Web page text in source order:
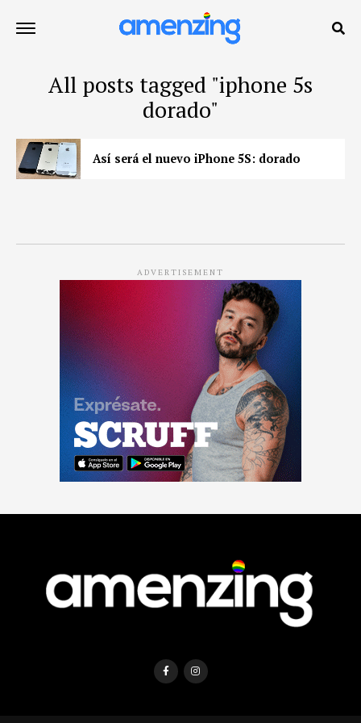
All posts tagged "iphone 5s
dorado"
Así será el nuevo iPhone 5S: dorado
ADVERTISEMENT